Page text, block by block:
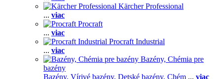
Kärcher Professional
... viac
Procraft
... viac
Procraft Industrial
... viac
Bazény, Chémia pre
bazény
Bazény, Vírivé bazény, Detské bazény, Chém ... viac